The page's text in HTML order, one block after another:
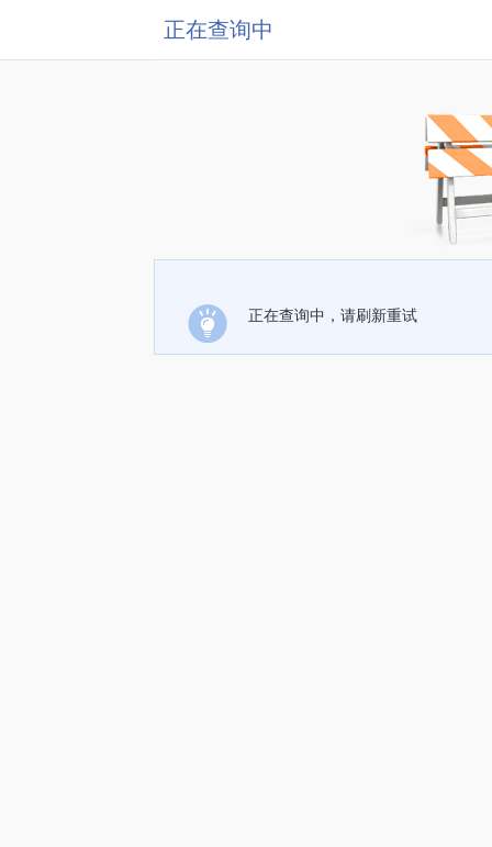
正在查询中
正在查询中，请刷新重试